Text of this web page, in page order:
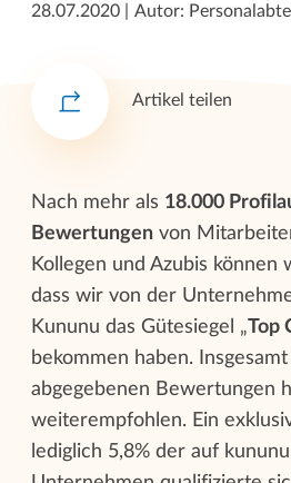
28.07.2020 Autor:
Artikel teilen
Nach mehr als 18.000
Bewertungen von
Kollegen und Azubis können
dass wir von der
Kununu das Gütesiegel „Top
bekommen haben.
abgegebenen Bewertungen
weiterempfohlen. Ein
lediglich 5,8% der auf